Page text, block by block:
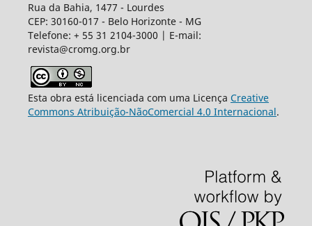
Rua da Bahia, 1477 - Lourdes
CEP: 30160-017 - Belo Horizonte - MG
Telefone: + 55 31 2104-3000 | E-mail:
revista@cromg.org.br
Esta obra está licenciada com uma Licença Creative
Commons Atribuição-NãoComercial 4.0 Internacional.